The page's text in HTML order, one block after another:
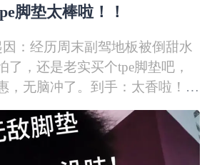
脚垫太棒啦！！
：经历周末副驾地板被倒甜水
了，还是老实买个tpe脚垫吧，
，无脑冲了。到手：太香啦！！
超棒，后悔买晚了，没有tpe的
买回来装上。